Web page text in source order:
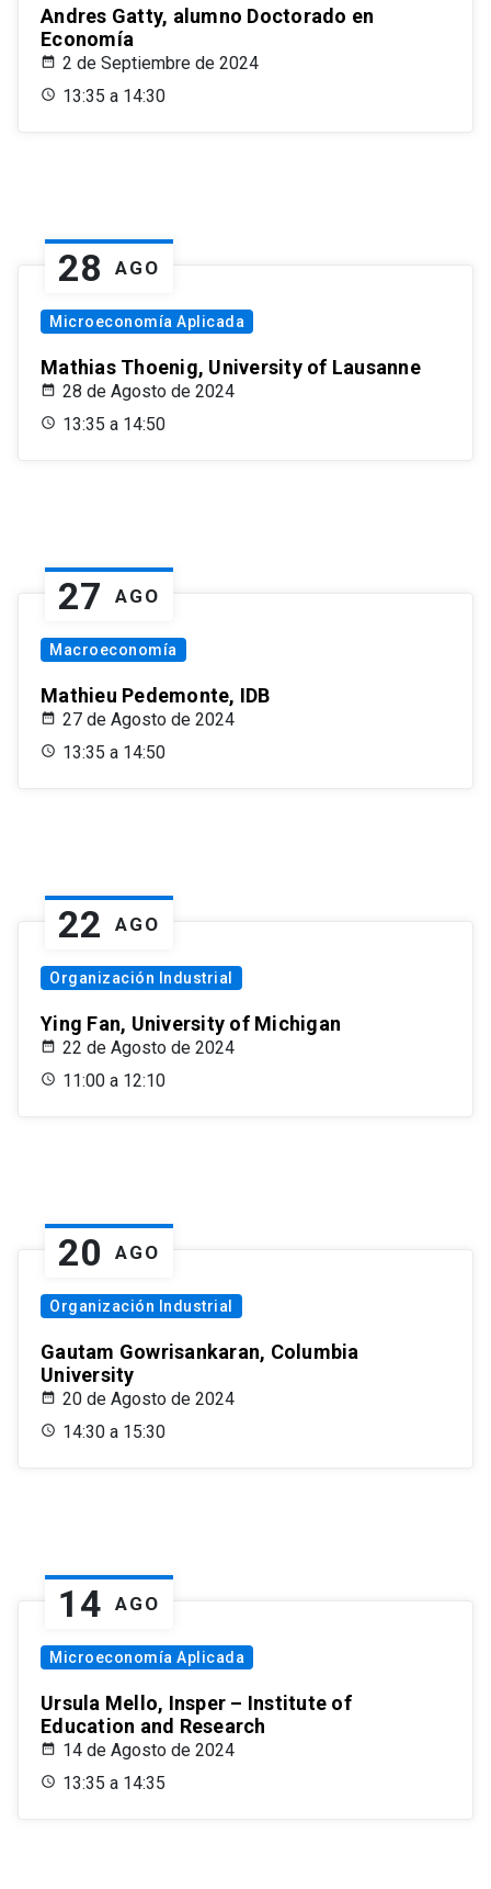
Andres Gatty, alumno Doctorado en
Economía
2 de Septiembre de 2024
13:35 a 14:30
28 AGO
Microeconomía Aplicada
Mathias Thoenig, University of Lausanne
28 de Agosto de 2024
13:35 a 14:50
27 AGO
Macroeconomía
Mathieu Pedemonte, IDB
27 de Agosto de 2024
13:35 a 14:50
22 AGO
Organización Industrial
Ying Fan, University of Michigan
22 de Agosto de 2024
11:00 a 12:10
20 AGO
Organización Industrial
Gautam Gowrisankaran, Columbia
University
20 de Agosto de 2024
14:30 a 15:30
14 AGO
Microeconomía Aplicada
Ursula Mello, Insper – Institute of
Education and Research
14 de Agosto de 2024
13:35 a 14:35